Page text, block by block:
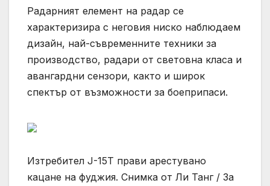
Радарният елемент на радар се
характеризира с неговия ниско наблюдаем
дизайн, най-съвременните техники за
производство, радари от световна класа и
авангардни сензори, както и широк
спектър от възможности за боеприпаси.
Изтребител J-15T прави арестувано
кацане на фуджия. Снимка от Ли Танг / За